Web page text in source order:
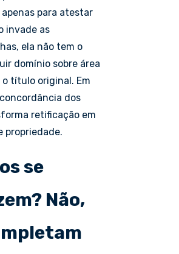
para atestar
invade as
ela não tem o
domínio sobre área
título original. Em
dos
retificação em
propriedade.
se
Não,